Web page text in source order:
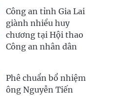
Công an tỉnh Gia Lai
giành nhiều huy
chương tại Hội thao
Công an nhân dân
Phê chuẩn bổ nhiệm
ông Nguyễn Tiến